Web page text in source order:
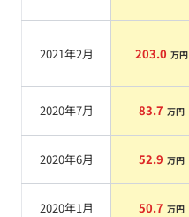
2021年2月 203.0 万円
2020年7月 83.7 万円
2020年6月 52.9 万円
2020年1月 50.7 万円